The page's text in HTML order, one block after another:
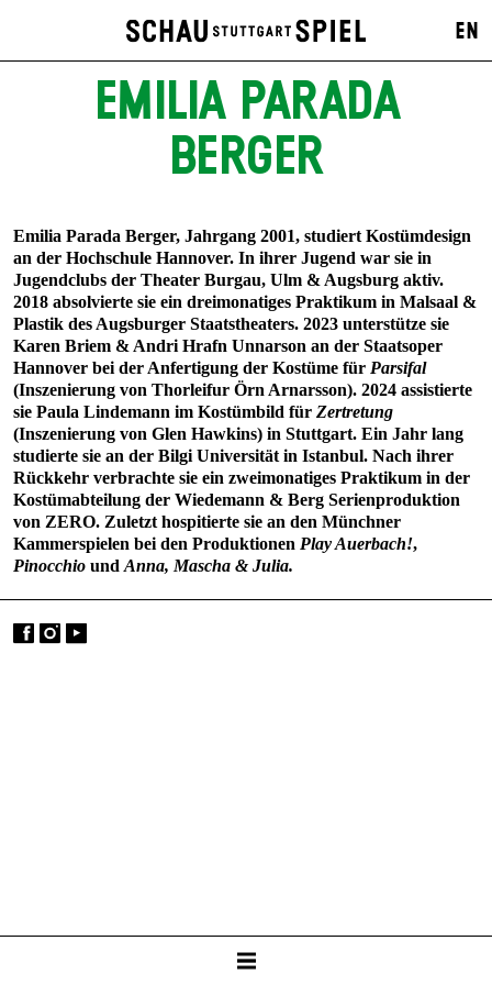
EN
EMILIA PARADA
BERGER
Emilia Parada Berger, Jahrgang 2001, studiert Kostümdesign
an der Hochschule Hannover. In ihrer Jugend war sie in
Jugendclubs der Theater Burgau, Ulm & Augsburg aktiv.
2018 absolvierte sie ein dreimonatiges Praktikum in Malsaal &
Plastik des Augsburger Staatstheaters. 2023 unterstütze sie
Karen Briem & Andri Hrafn Unnarson an der Staatsoper
Hannover bei der Anfertigung der Kostüme für Parsifal
(Inszenierung von Thorleifur Örn Arnarsson). 2024 assistierte
sie Paula Lindemann im Kostümbild für Zertretung
(Inszenierung von Glen Hawkins) in Stuttgart. Ein Jahr lang
studierte sie an der Bilgi Universität in Istanbul. Nach ihrer
Rückkehr verbrachte sie ein zweimonatiges Praktikum in der
Kostümabteilung der Wiedemann & Berg Serienproduktion
von ZERO. Zuletzt hospitierte sie an den Münchner
Kammerspielen bei den Produktionen Play Auerbach!,
Pinocchio und Anna, Mascha & Julia.